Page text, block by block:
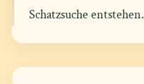
Schatzsuche entstehen.